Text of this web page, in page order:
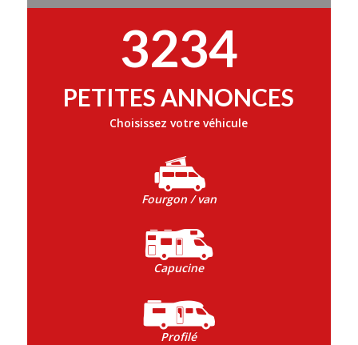
3234
PETITES ANNONCES
Choisissez votre véhicule
Fourgon / van
Capucine
Profilé